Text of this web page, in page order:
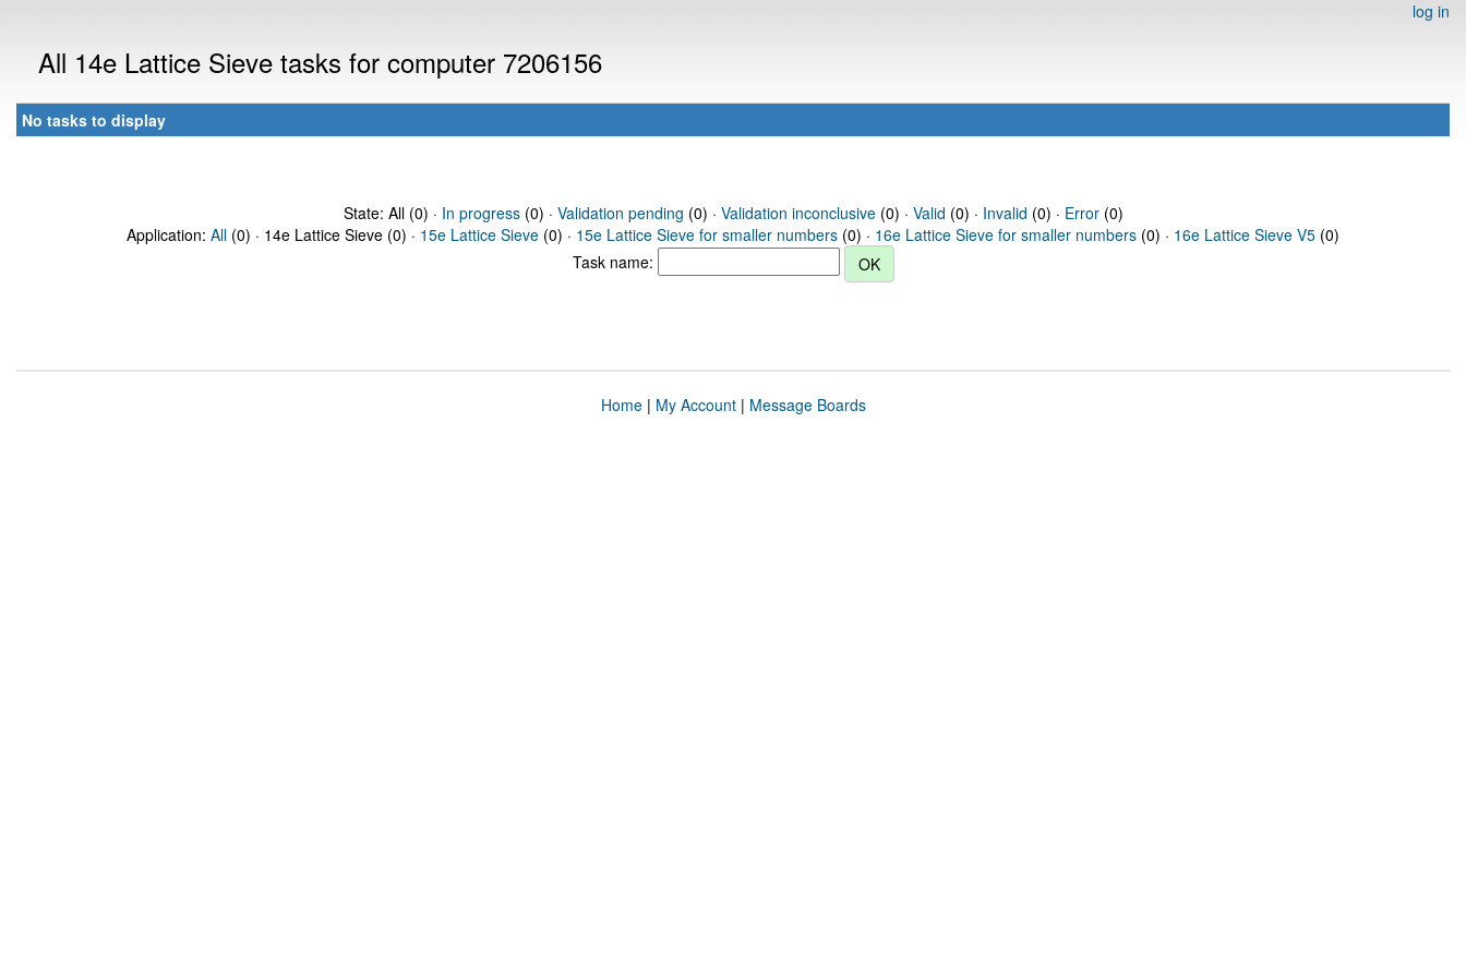
log in
All 14e Lattice Sieve tasks for computer 7206156
No tasks to display
State: All (0) · In progress(0) · Validation pending (0) · Validation inconclusive(0) · Valid (0) · Invalid (0) · Error(0)
Application: All (0) · 14e Lattice Sieve (0) · 15e Lattice Sieve (0) · 15e Lattice Sieve for smaller numbers (0) · 16e Lattice Sieve for smaller numbers (0) · 16e Lattice Sieve V5 (0)
Task name:
Home| My Account| Message Boards